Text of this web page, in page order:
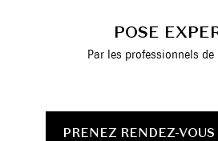
POSE
Par les professionnels
PRENEZ RENDEZ-